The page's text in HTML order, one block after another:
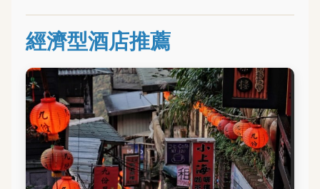
經濟型酒店推薦